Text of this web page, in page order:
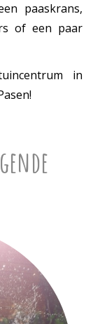
paaskrans,
of een paar
in